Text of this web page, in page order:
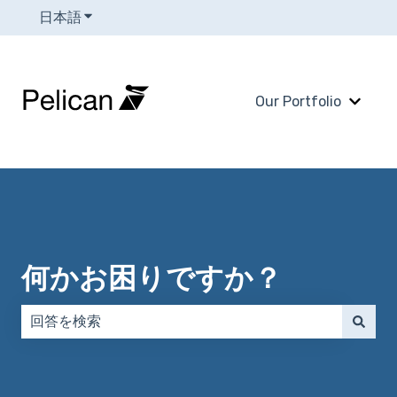
日本語翻訳のサブメニューを表示
Our Portfolio
Our
何かお困りですか？